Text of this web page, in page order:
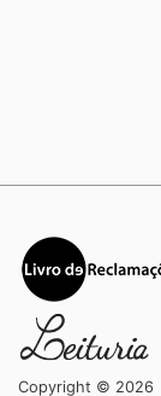
Copyright © 2026